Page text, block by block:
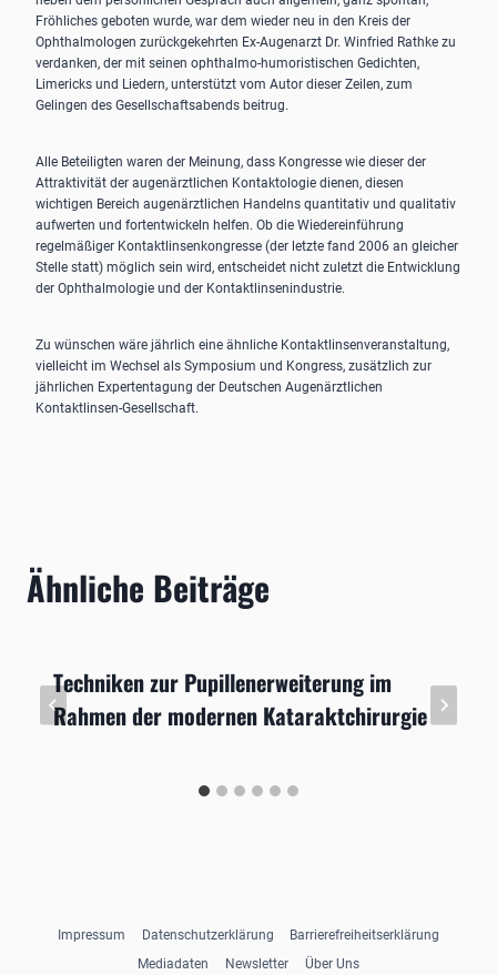
Fröhliches geboten wurde, war dem wieder neu in den Kreis der
Ophthalmologen zurückgekehrten Ex-Augenarzt Dr. Winfried Rathke zu
verdanken, der mit seinen ophthalmo-humoristischen Gedichten,
Limericks und Liedern, unterstützt vom Autor dieser Zeilen, zum
Gelingen des Gesellschaftsabends beitrug.
Alle Beteiligten waren der Meinung, dass Kongresse wie dieser der
Attraktivität der augenärztlichen Kontaktologie dienen, diesen
wichtigen Bereich augenärztlichen Handelns quantitativ und qualitativ
aufwerten und fortentwickeln helfen. Ob die Wiedereinführung
regelmäßiger Kontaktlinsenkongresse (der letzte fand 2006 an gleicher
Stelle statt) möglich sein wird, entscheidet nicht zuletzt die Entwicklung
der Ophthalmologie und der Kontaktlinsenindustrie.
Zu wünschen wäre jährlich eine ähnliche Kontaktlinsenveranstaltung,
vielleicht im Wechsel als Symposium und Kongress, zusätzlich zur
jährlichen Expertentagung der Deutschen Augenärztlichen
Kontaktlinsen-Gesellschaft.
Ähnliche Beiträge
Techniken zur Pupillenerweiterung im
Rahmen der modernen Kataraktchirurgie
Impressum Datenschutzerklärung
Barrierefreiheitserklärung
Mediadaten
Newsletter Über Uns